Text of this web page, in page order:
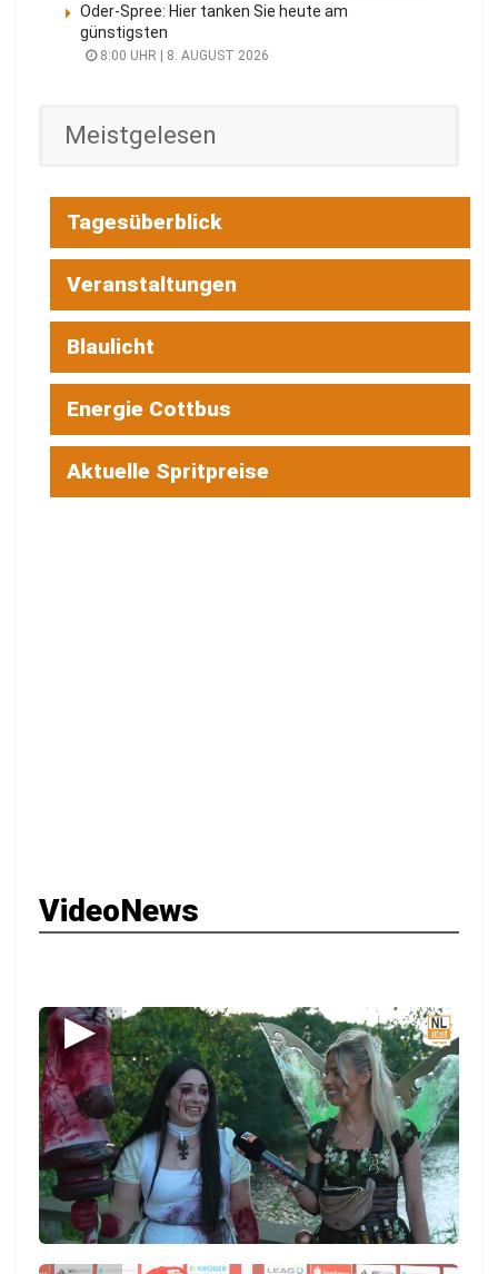
Oder-Spree: Hier tanken Sie heute am
günstigsten
8:00 UHR | 8. AUGUST 2026
Meistgelesen
Tagesüberblick
Veranstaltungen
Blaulicht
Energie Cottbus
Aktuelle Spritpreise
VideoNews
▶